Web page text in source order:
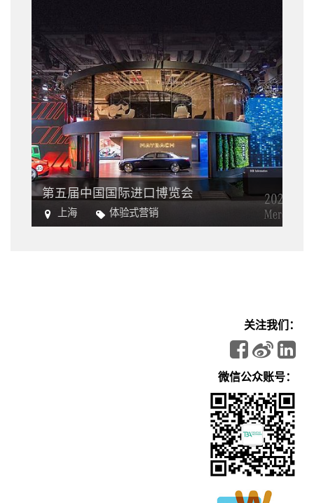
第五届中国国际进口博览会
上海
体验式营销
进口
关注我们：
微信公众账号：